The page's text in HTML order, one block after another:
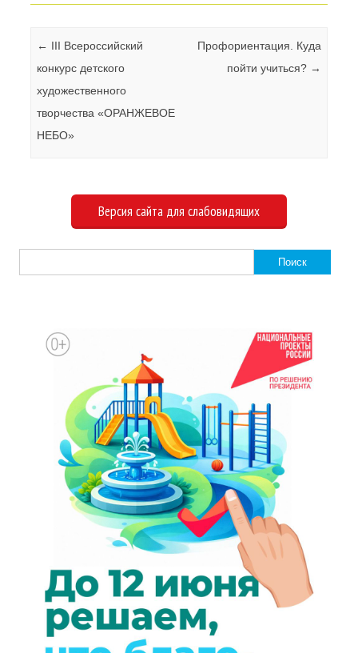
Навигация по записям
← III Всероссийский
конкурс детского
художественного
творчества «ОРАНЖЕВОЕ
НЕБО»
Профориентация. Куда
пойти учиться? →
Версия сайта для слабовидящих